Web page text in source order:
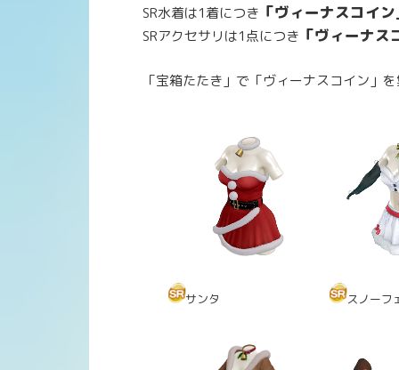
SR水着は1着につき 「ヴィーナスコイ
SRアクセサリは1点につき 「ヴィーナス
「宝箱たたき」で「ヴィーナスコイン」
サンタ スノーフ